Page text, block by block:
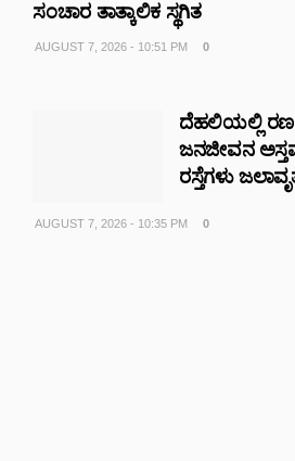
ಸಂಚಾರ ತಾತ್ಕಾಲಿಕ ಸ್ಥಗಿತ
AUGUST 7, 2026 - 10:51 PM 0
ದೆಹಲಿಯಲ್ಲಿ
ಜನಜೀವನ
ರಸ್ತೆಗಳು
AUGUST 7, 2026 - 10:35 PM 0